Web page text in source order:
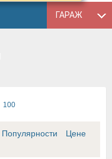
ГАРАЖ
100
Популярности
Цене